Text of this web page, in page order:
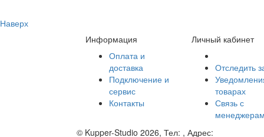
Наверх
Информация
Оплата и
доставка
Подключение и
сервис
Контакты
Личный кабинет
Отследить
товарах
Связь с
© Kupper-Studio 2026, Тел: , Адрес: